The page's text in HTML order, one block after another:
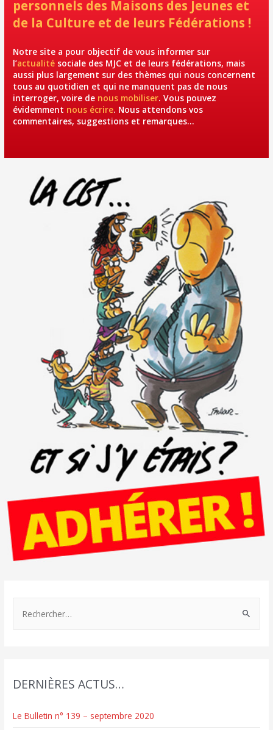
personnels des Maisons des Jeunes et
de la Culture et de leurs Fédérations !
Notre site a pour objectif de vous informer sur
l’actualité sociale des MJC et de leurs fédérations, mais
aussi plus largement sur des thèmes qui nous concernent
tous au quotidien et qui ne manquent pas de nous
interroger, voire de nous mobiliser. Vous pouvez
évidemment nous écrire. Nous attendons vos
commentaires, suggestions et remarques…
r
h
DERNIÈRES ACTUS…
Le Bulletin n° 139 – septembre 2020